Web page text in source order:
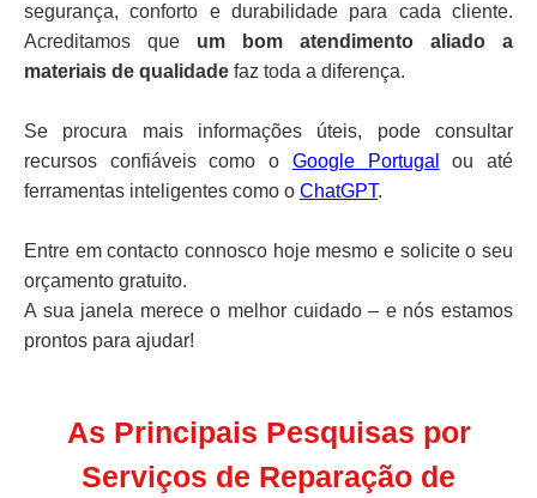
segurança, conforto e durabilidade para cada cliente.
Acreditamos que um bom atendimento aliado a
materiais de qualidade faz toda a diferença.
Se procura mais informações úteis, pode consultar
recursos confiáveis como o Google Portugal
ou até
ferramentas inteligentes como o ChatGPT.
Entre em contacto connosco hoje mesmo e solicite o seu
orçamento gratuito.
A sua janela merece o melhor cuidado – e nós estamos
prontos para ajudar!
As Principais Pesquisas por
Serviços de Reparação de